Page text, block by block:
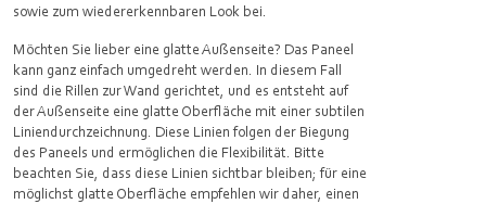
sowie zum wiedererkennbaren Look bei.
Möchten Sie lieber eine glatte Außenseite? Das Paneel
kann ganz einfach umgedreht werden. In diesem Fall
sind die Rillen zur Wand gerichtet, und es entsteht auf
der Außenseite eine glatte Oberfläche mit einer subtilen
Liniendurchzeichnung. Diese Linien folgen der Biegung
des Paneels und ermöglichen die Flexibilität. Bitte
beachten Sie, dass diese Linien sichtbar bleiben; für eine
möglichst glatte Oberfläche empfehlen wir daher, einen